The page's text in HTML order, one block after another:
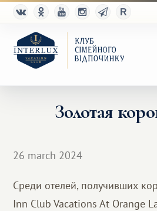
Переваги
Партнерам
Золотая
26 march 2024
Среди отелей, получивших
Inn Club Vacations At Orange